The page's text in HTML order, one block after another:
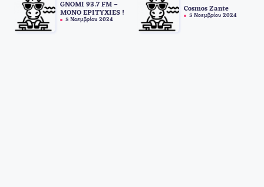
GNOMI 93.7 FM –
MONO EPITYXIES !
5 Νοεμβρίου 2024
Cosmos Zante
5 Νοεμβρίου 2024